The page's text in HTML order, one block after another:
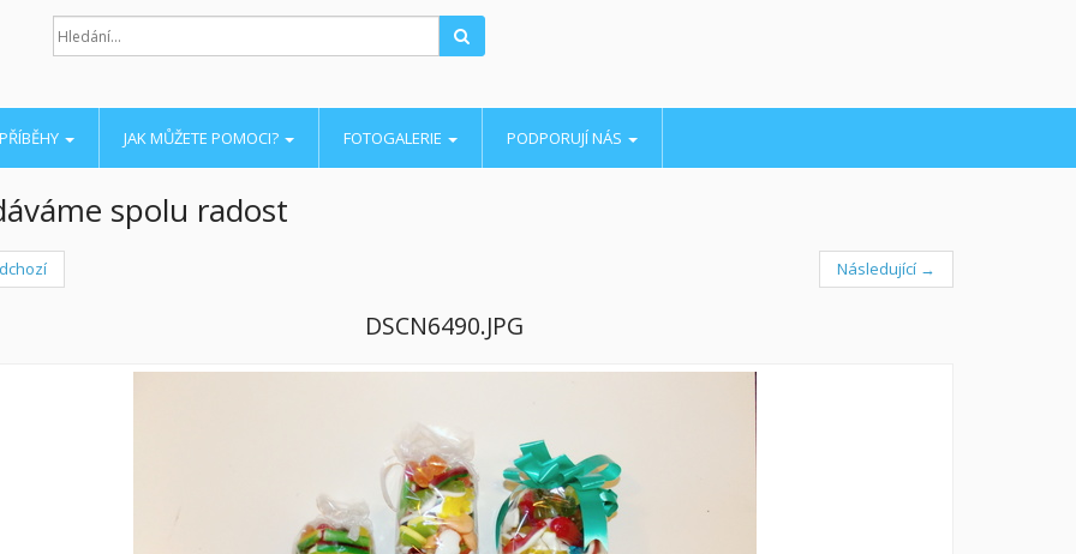
PŘÍBĚHY JAK MŮŽETE POMOCI? FOTOGALERIE PODPORUJÍ NÁS
spolu radost
Následující →
DSCN6490.JPG